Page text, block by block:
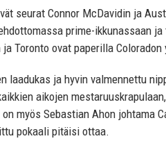
seurat Connor McDavidin ja
prime-ikkunassaan
Toronto ovat paperilla
laadukas ja hyvin valmennettu
aikojen
myös Sebastian Ahon johtama
pokaali pitäisi ottaa.